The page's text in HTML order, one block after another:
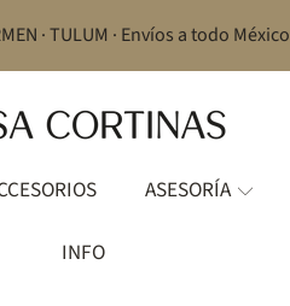
· TULUM · Envíos a todo México
ASESORÍA
INFO